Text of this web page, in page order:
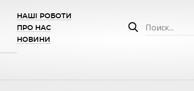
НАШІ РОБОТИ
ПРО НАС
НОВИНИ